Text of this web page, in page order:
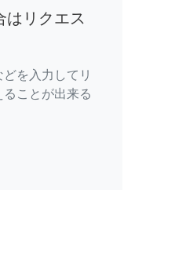
はリクエス
を入力してリ
ことが出来る